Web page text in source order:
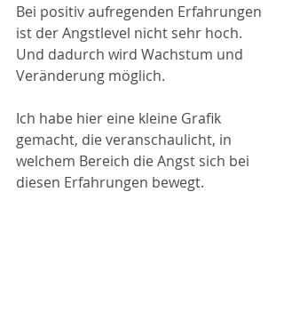
Bei positiv aufregenden Erfahrungen
ist der Angstlevel nicht sehr hoch.
Und dadurch wird Wachstum und
Veränderung möglich.
Ich habe hier eine kleine Grafik
gemacht, die veranschaulicht, in
welchem Bereich die Angst sich bei
diesen Erfahrungen bewegt.